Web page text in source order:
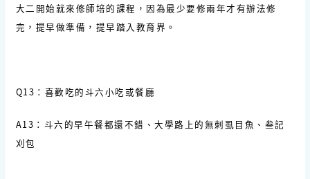
大二開始就來修師培的課程，因為最少要修兩年才有辦法修
完，提早做準備，提早踏入教育界。
Q13：喜歡吃的斗六小吃或餐廳
A13：斗六的早午餐都還不錯、大學路上的無刺虱目魚、叁記
刈包